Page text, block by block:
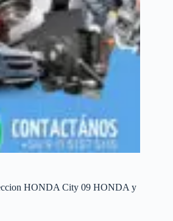
HONDA City 09 HONDA y